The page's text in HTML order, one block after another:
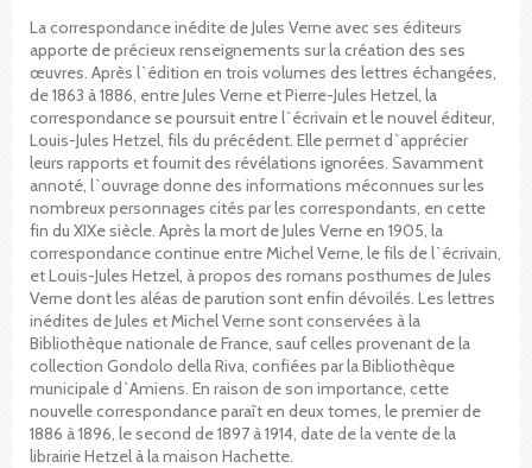
La correspondance inédite de Jules Verne avec ses éditeurs
apporte de précieux renseignements sur la création des ses
œuvres. Après l`édition en trois volumes des lettres échangées,
de 1863 à 1886, entre Jules Verne et Pierre-Jules Hetzel, la
correspondance se poursuit entre l`écrivain et le nouvel éditeur,
Louis-Jules Hetzel, fils du précédent. Elle permet d`apprécier
leurs rapports et fournit des révélations ignorées. Savamment
annoté, l`ouvrage donne des informations méconnues sur les
nombreux personnages cités par les correspondants, en cette
fin du XIXe siècle. Après la mort de Jules Verne en 1905, la
correspondance continue entre Michel Verne, le fils de l`écrivain,
et Louis-Jules Hetzel, à propos des romans posthumes de Jules
Verne dont les aléas de parution sont enfin dévoilés. Les lettres
inédites de Jules et Michel Verne sont conservées à la
Bibliothèque nationale de France, sauf celles provenant de la
collection Gondolo della Riva, confiées par la Bibliothèque
municipale d`Amiens. En raison de son importance, cette
nouvelle correspondance paraît en deux tomes, le premier de
1886 à 1896, le second de 1897 à 1914, date de la vente de la
librairie Hetzel à la maison Hachette.